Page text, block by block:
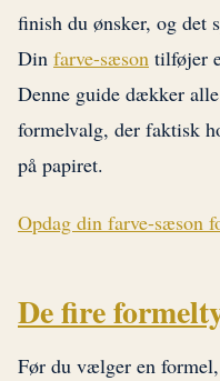
finish du ønsker, og det
Din farve-sæson tilføjer
Denne guide dækker
formelvalg, der faktisk
på papiret.
Opdag din farve-sæson
De fire
Før du vælger en